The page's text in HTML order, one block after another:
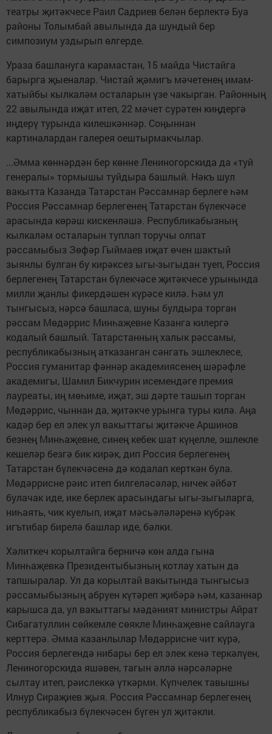
театры җитәкчесе Раил Садриев белән берлектә Буа
районы Толымбай авылында да шундый бер
симпозиум уздырып өлгерде.
Ураза башлануга карамастан, 15 майда Чистайга
барырга җыеналар. Чистай җәмигъ мәчетенең имам-
хатыйбы кылкаләм осталарын үзе чакырган. Районның
22 авылында иҗат итеп, 22 мәчет сурәтен киңдергә
иңдерү турында килешкәннәр. Соңыннан
картиналардан галерея оештырмакчылар.
...Әмма көннәрдән бер көнне Лениногорскида да «туй
генералы» тормышы туйдыра башлый. Нәкъ шул
вакытта Казанда Татарстан Рәссамнар берлеге һәм
Россия Рәссамнар берлегенең Татарстан бүлекчәсе
арасында көрәш кискенләшә. Республикабызның
кылкаләм осталарын туплап торучы олпат
рәссамыбыз Зөфәр Гыймаев иҗат өчен шактый
зыянлы булган бу кирәксез ыгы-зыгыдан туеп, Россия
берлегенең Татарстан бүлекчәсе җитәкчесе урынында
милли җанлы фикердәшен күрәсе килә. Һәм ул
тынгысыз, нәрсә башласа, шуны булдыра торган
рәссам Мөдәррис Минһаҗевне Казанга килергә
кодалый башлый. Татарстанның халык рәссамы,
респуб­ликабызның атказанган сәнгать эшлеклесе,
Россия гуманитар фәннәр академиясенең шәрәфле
академигы, Шамил Бикчурин исемендәге премия
лауреаты, иң мөһиме, иҗат, эш дәрте ташып торган
Мөдәррис, чыннан да, җитәкче урынга туры килә. Аңа
кадәр бер ел элек ул вакыттагы җитәкче Аршинов
безнең Минһаҗевне, синең кебек шат күңелле, эшлекле
кешеләр безгә бик кирәк, дип Россия берлегенең
Татарстан бүлекчәсенә дә кодалап керткән була.
Мөдәррисне рәис итеп билгеләсәләр, ничек әйбәт
булачак иде, ике берлек арасындагы ыгы-зыгыларга,
ниһаять, чик куелып, иҗат мәсьәләләренә күбрәк
игътибар бирелә башлар иде, бәлки.
Хәлиткеч корылтайга берничә көн алда гына
Минһаҗевкә Президентыбызның котлау хатын да
тапшыралар. Ул да корылтай вакытында тынгысыз
рәссамыбызның абруен күтәреп җибәрә һәм, казаннар
карышса да, ул вакыттагы мәдәният министры Айрат
Сибагатуллин сөйкемле сөякле Минһаҗевне сайлауга
керттерә. Әмма казанлылар Мөдәррисне чит күрә,
Россия берлегендә нибары бер ел элек кенә теркәлүен,
Лениногорскида яшәвен, тагын әллә нәрсәләрне
сылтау итеп, рәислеккә үткәрми. Күпчелек тавышны
Илнур Сираҗиев җыя. Россия Рәссамнар берлегенең
республикабыз бүлекчәсен бүген ул җитәкли.